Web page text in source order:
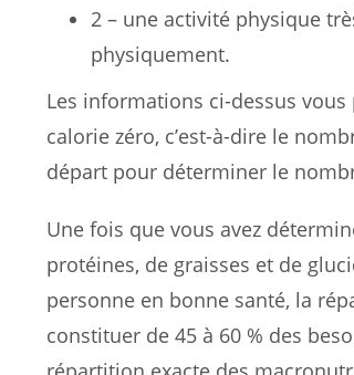
2 – une activité physique
physiquement.
Les informations ci-dessus
calorie zéro, c’est-à-dire le
départ pour déterminer le
Une fois que vous avez
protéines, de graisses et de
personne en bonne santé, la
constituer de 45 à 60 % des